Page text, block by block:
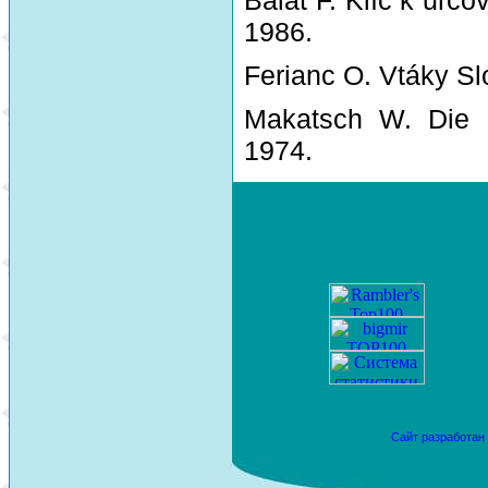
1986.
Ferianc O. Vtáky
Makatsch W. Die
1974.
Сайт